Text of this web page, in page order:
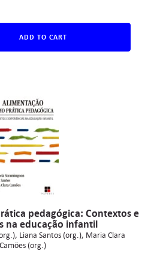
ADD TO CART
pedagógica: Contextos e
na educação infantil
Liana Santos (org.) Maria Clara
Camões (org.)